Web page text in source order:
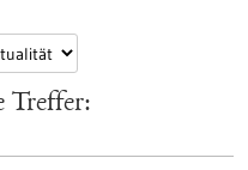
Treffer: